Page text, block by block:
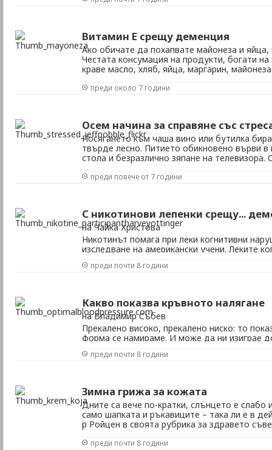
Витамин Е срещу деменция
Ако обичате да похапвате майонеза и яйца,
Честата консумация на продукти, богати
краве масло, хляб, яйца, маргарин,
риска от развитието на болестта на
се свързва с напредването на възрастта,
преди около 7 години
Осем начина за справяне със
Посягането към чаша вино или бутилка
твърде лесно. Питието обикновено върви в
стола и безразлично зяпане на
здравословни начини за отърсване от
реакция на външна заплаха – реагира умът
преди повече от 7 години
С никотинови лепенки срещу...
на Чайка Христова
Никотинът помага при леки когнитивни
изследване на американски учени. Леките
Шестмесечна терапия с никотин на
преди почти 8 години
Какво показва кръвното налягане
на Владимир Събев
Прекалено високо, прекалено ниско: то
форма се намираме. И може да ни изиграе
две числа: 120/70, например. Те отговарят
преди почти 8 години
Зимна грижа за кожата
Дните са вече по-кратки, слънцето е слабо
само шапката и ръкавиците – така ли е в
р Ройцен в своята рубрика за здравето
място да се погрижим за UV защитата на
от колодата – кафето. За предпазване от
преди почти 8 години